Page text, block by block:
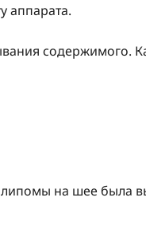
аппарата.
содержимого.
на шее была